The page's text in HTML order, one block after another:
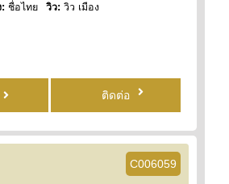
ชื่อไทย วิว: วิว เมือง
ติดต่อ
C006059